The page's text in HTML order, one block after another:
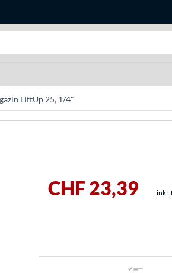
LiftUp 25, 1/4"
CHF 23,39 inkl.